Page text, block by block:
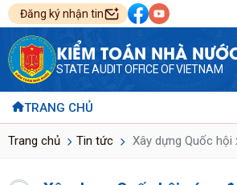
Đăng ký nhận tin
KIỂM TOÁN NHÀ
STATE AUDIT OFFICE OF VIETNAM
TRANG CHỦ
Trang chủ Tin tức Xây dựng Quốc hội